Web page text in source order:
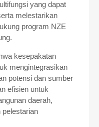
yang dapat
melestarikan
program NZE
kesepakatan
mengintegrasikan
potensi dan sumber
efisien untuk
daerah,
pelestarian